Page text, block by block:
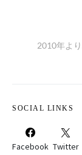
2010年よ
SOCIAL LINKS
Facebook Twitter